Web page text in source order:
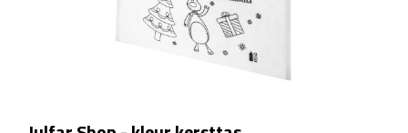
Fietsverlichting